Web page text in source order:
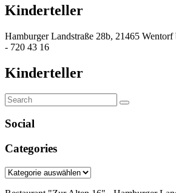
Kinderteller
Hamburger Landstraße 28b, 21465
- 720 43 16
Kinderteller
Search
for:
Search
Social
Categories
Categories